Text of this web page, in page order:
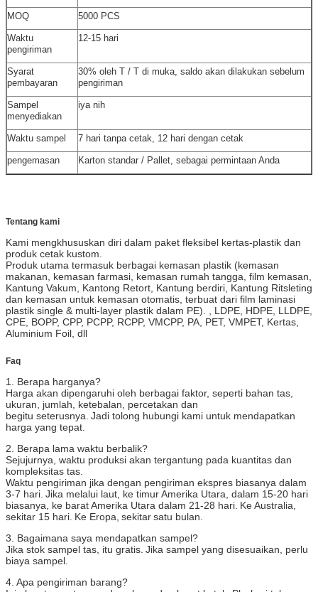
MOQ 5000 PCS
Waktu
pengiriman
12-15 hari
Syarat
pembayaran
30% oleh T / T di muka, saldo akan dilakukan sebelum
pengiriman
Sampel
menyediakan
iya nih
Waktu sampel 7 hari tanpa cetak, 12 hari dengan cetak
pengemasan Karton standar / Pallet, sebagai permintaan Anda
Tentang kami
Kami mengkhususkan diri dalam paket fleksibel kertas-plastik dan
produk cetak kustom.
Produk utama termasuk berbagai kemasan plastik (kemasan
makanan, kemasan farmasi, kemasan rumah tangga, film kemasan,
Kantung Vakum, Kantong Retort, Kantung berdiri, Kantung Ritsleting
dan kemasan untuk kemasan otomatis, terbuat dari film laminasi
plastik single & multi-layer plastik dalam PE). , LDPE, HDPE, LLDPE,
CPE, BOPP, CPP, PCPP, RCPP, VMCPP, PA, PET, VMPET, Kertas,
Aluminium Foil, dll
Faq
1. Berapa harganya?
Harga akan dipengaruhi oleh berbagai faktor, seperti bahan tas,
ukuran, jumlah, ketebalan, percetakan dan
begitu seterusnya. Jadi tolong hubungi kami untuk mendapatkan
harga yang tepat.
2. Berapa lama waktu berbalik?
Sejujurnya, waktu produksi akan tergantung pada kuantitas dan
kompleksitas tas.
Waktu pengiriman jika dengan pengiriman ekspres biasanya dalam
3-7 hari. Jika melalui laut, ke timur Amerika Utara, dalam 15-20 hari
biasanya, ke barat Amerika Utara dalam 21-28 hari. Ke Australia,
sekitar 15 hari. Ke Eropa, sekitarsatu bulan.
3. Bagaimana saya mendapatkan sampel?
Jika stok sampel tas, itu gratis. Jika sampel yang disesuaikan, perlu
biaya sampel.
4. Apa pengiriman barang?